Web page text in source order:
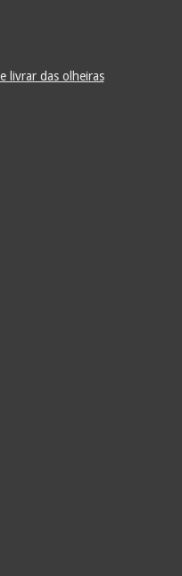
livrar das olheiras